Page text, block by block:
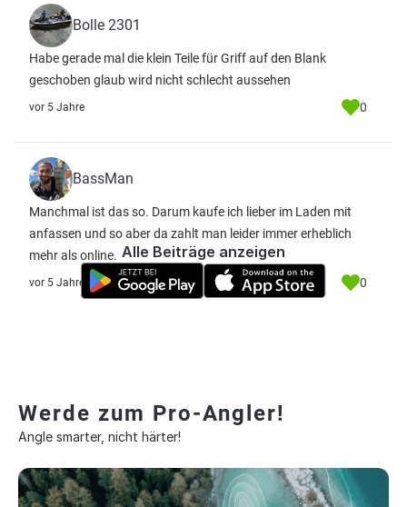
Bolle 2301
Habe gerade mal die klein Teile für Griff auf den Blank
geschoben glaub wird nicht schlecht aussehen
vor 5 Jahre 0
BassMan
Manchmal ist das so. Darum kaufe ich lieber im Laden mit
anfassen und so aber da zahlt man leider immer erheblich
mehr als online.
vor 5 Jahre 0
Alle Beiträge anzeigen
Werde zum Pro-Angler!
Angle smarter, nicht härter!